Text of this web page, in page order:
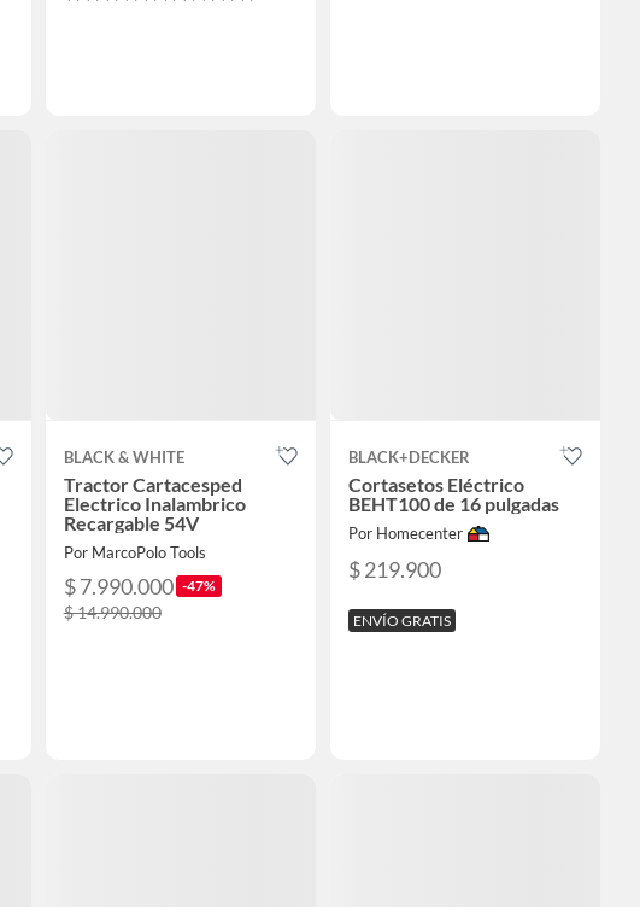
BLACK & WHITE
Tractor Cartacesped
Electrico Inalambrico
Recargable 54V
Por MarcoPolo Tools
$ 7.990.000 -47%
$ 14.990.000
BLACK+DECKER
Cortasetos Eléctrico
BEHT100 de 16 pulgadas
Por Homecenter
$ 219.900
ENVÍO GRATIS